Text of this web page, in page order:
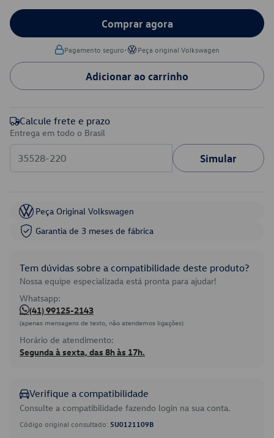
Comprar agora
Pagamento seguro• Peça original Volkswagen
Adicionar ao carrinho
Calcule frete e prazo
Entrega em todo o Brasil
Simular
Peça Original Volkswagen
Garantia de 3 meses de fábrica
Tem dúvidas sobre a compatibilidade deste produto?
Nossa equipe especializada está pronta para ajudar!
Whatsapp:
(41) 99125-2143
(apenas mensagens de texto, não atendemos ligações)
Horário de atendimento:
Segunda à sexta, das 8h às 17h.
Verifique a compatibilidade
Consulte a compatibilidade fazendo login na sua conta.
Código original consultado: 5U0121109B